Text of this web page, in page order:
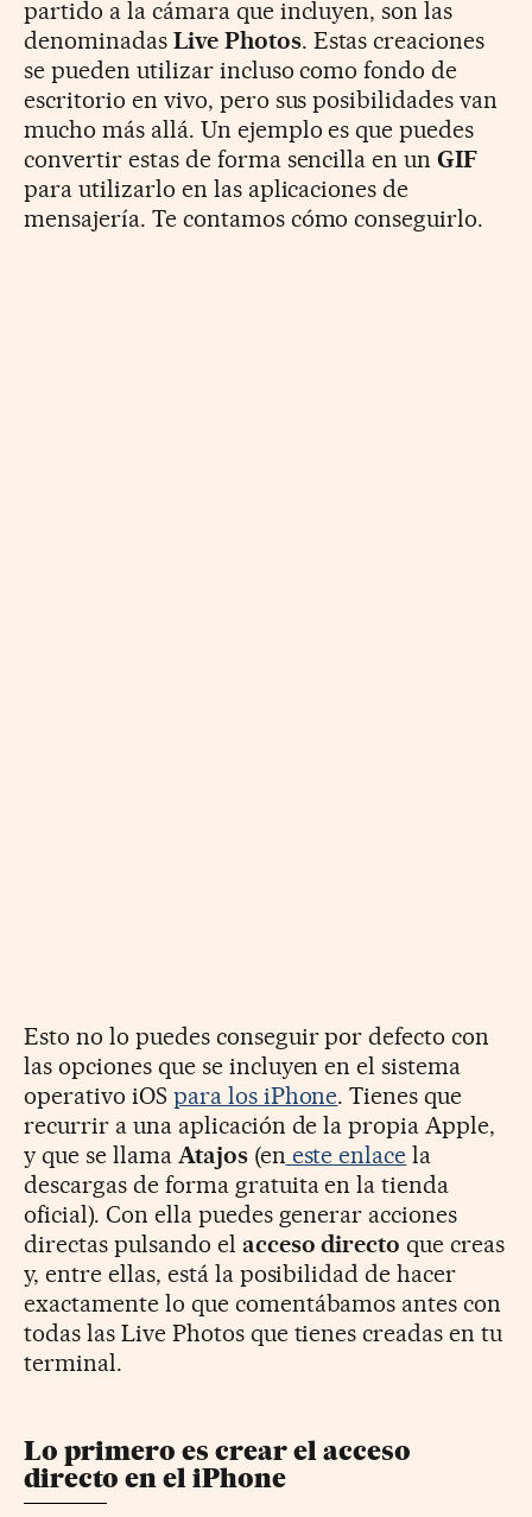
partido a la cámara que incluyen, son las
denominadas Live Photos. Estas creaciones
se pueden utilizar incluso como fondo de
escritorio en vivo, pero sus posibilidades van
mucho más allá. Un ejemplo es que puedes
convertir estas de forma sencilla en unGIF
para utilizarlo en las aplicaciones de
mensajería. Te contamos cómo conseguirlo.
Esto no lo puedes conseguir por defecto con
las opciones que se incluyen en el sistema
operativo iOS para los iPhone. Tienes que
recurrir a una aplicación de la propia Apple,
y que se llama Atajos(en este enlace la
descargas de forma gratuita en la tienda
oficial). Con ella puedes generar acciones
directas pulsando el acceso directo que creas
y, entre ellas, está la posibilidad de hacer
exactamente lo que comentábamos antes con
todas las Live Photos que tienes creadas en tu
terminal.
Lo primero es crear el acceso
directo en el iPhone